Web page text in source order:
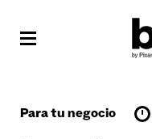
Para tu negocio